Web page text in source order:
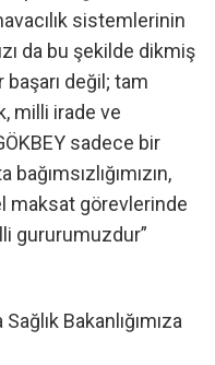
sistemlerinin
da bu şekilde dikmiş
değil; tam
milli irade ve
sadece bir
maksat görevlerinde
gururumuzdur”
Bakanlığımıza